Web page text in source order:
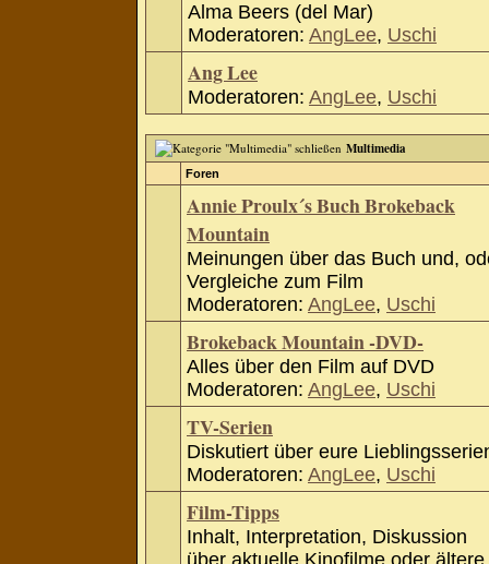
Alma Beers (del Mar)
Moderatoren: AngLee, Uschi
Ang Lee
Moderatoren: AngLee, Uschi
Multimedia
Foren
Annie Proulx´s Buch Brokeback
Mountain
Meinungen über das Buch und,
Vergleiche zum Film
Moderatoren: AngLee, Uschi
Brokeback Mountain -DVD-
Alles über den Film auf DVD
Moderatoren: AngLee, Uschi
TV-Serien
Diskutiert über eure
Moderatoren: AngLee, Uschi
Film-Tipps
Inhalt, Interpretation, Diskussion
über aktuelle Kinofilme oder ältere